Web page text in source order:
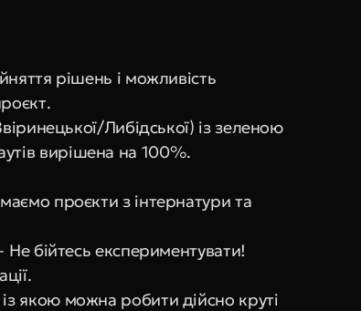
рішень і можливість
Либідської) із зеленою
вирішена на 100%.
проєкти з інтернатури та
Не бійтесь експериментувати!
якою можна робити дійсно круті